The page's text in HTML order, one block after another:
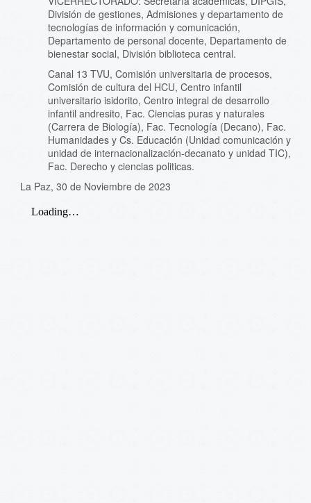
División de gestiones, Admisiones y departamento de
tecnologías de información y comunicación,
Departamento de personal docente, Departamento de
bienestar social, División biblioteca central.
Canal 13 TVU, Comisión universitaria de procesos,
Comisión de cultura del HCU, Centro infantil
universitario isidorito, Centro integral de desarrollo
infantil andresito, Fac. Ciencias puras y naturales
(Carrera de Biología), Fac. Tecnología (Decano), Fac.
Humanidades y Cs. Educación (Unidad comunicación y
unidad de internacionalización-decanato y unidad TIC),
Fac. Derecho y ciencias politicas.
La Paz, 30 de Noviembre de 2023